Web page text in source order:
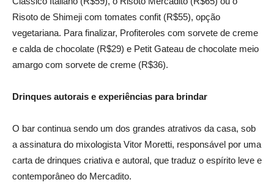
Risoto de Shimeji com tomates confit (R$55), opção
vegetariana. Para finalizar, Profiteroles com sorvete de creme
e calda de chocolate (R$29) e Petit Gateau de chocolate meio
amargo com sorvete de creme (R$36).
Drinques autorais e experiências para brindar
O bar continua sendo um dos grandes atrativos da casa, sob
a assinatura do mixologista Vitor Moretti, responsável por uma
carta de drinques criativa e autoral, que traduz o espírito leve e
contemporâneo do Mercadito.